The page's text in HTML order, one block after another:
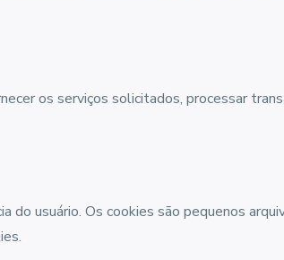
os serviços solicitados, processar
do usuário. Os cookies são pequenos